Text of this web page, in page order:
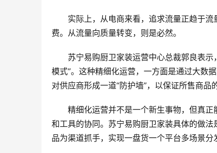
实际上，从电商来看，追求流量正趋于
费。从流量向质量转变，则是必然。
苏宁易购厨卫家装运营中心总裁郭良表
模式”。这种精细化运营，一方面是通过大数
对供应商形成一道“防护墙”，以保证所售商品
精细化运营并不是一个新生事物，但真
和工具的协同。苏宁易购厨卫家装具体的做
品为渠道抓手，实现一盘货一个平台多场景分